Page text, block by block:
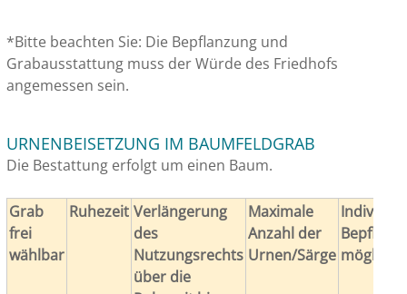
*Bitte beachten Sie: Die Bepflanzung und
Grabausstattung muss der Würde des Friedhofs
angemessen sein.
URNENBEISETZUNG IM BAUMFELDGRAB
Die Bestattung erfolgt um einen Baum.
Grab
frei
wählbar
Ruhezeit Verlängerung
des
Nutzungsrechts
über die
Maximale
Anzahl der
Urnen/Särge möglich*